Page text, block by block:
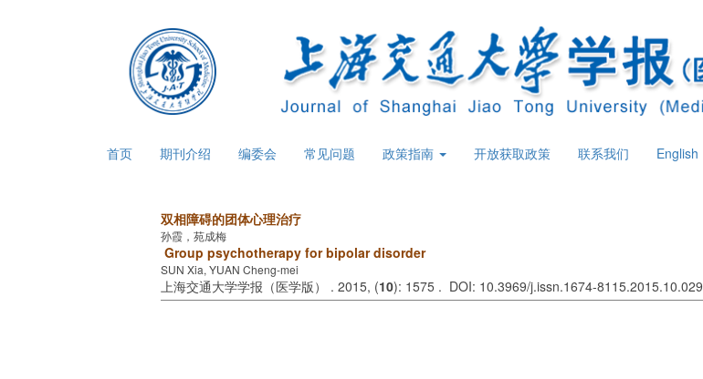
首页 期刊介绍 编委会 常见问题 政策指南 开放获取政策 联系我们 English
双相障碍的团体心理治疗
孙霞，苑成梅
Group psychotherapy for bipolar disorder
SUN Xia, YUAN Cheng-mei
上海交通大学学报（医学版） . 2015, (10): 1575 . DOI: 10.3969/j.issn.1674-8115.2015.10.029